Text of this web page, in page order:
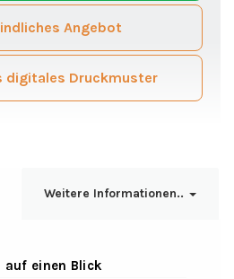
Angebot
digitales Druckmuster
Weitere Informationen..
auf einen Blick